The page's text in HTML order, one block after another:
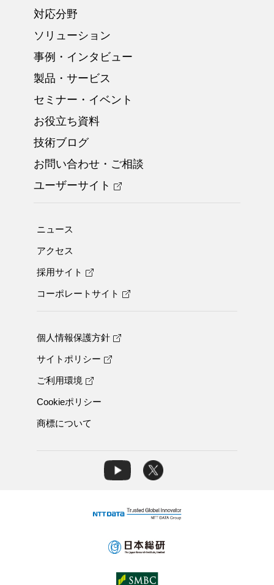
対応分野
ソリューション
事例・インタビュー
製品・サービス
セミナー・イベント
お役立ち資料
技術ブログ
お問い合わせ・ご相談
ユーザーサイト
ニュース
アクセス
採用サイト
コーポレートサイト
個人情報保護方針
サイトポリシー
ご利用環境
Cookieポリシー
商標について